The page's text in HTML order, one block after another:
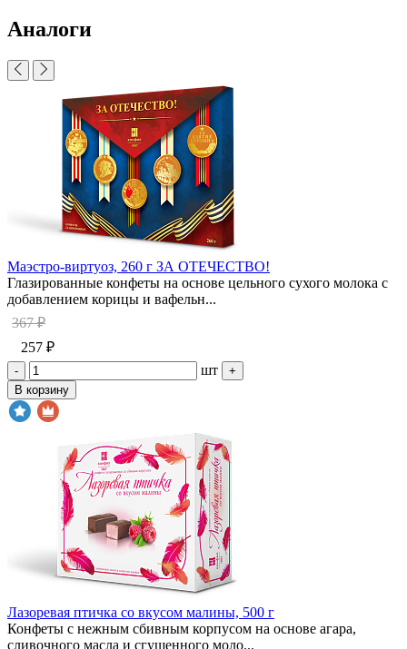
Аналоги
Маэстро-виртуоз, 260 г ЗА ОТЕЧЕСТВО!
Глазированные конфеты на основе цельного сухого молока с
добавлением корицы и вафельн...
367 ₽
257 ₽
- шт
+
В корзину
Лазоревая птичка со вкусом малины, 500 г
Конфеты с нежным сбивным корпусом на основе агара,
сливочного масла и сгущенного моло...